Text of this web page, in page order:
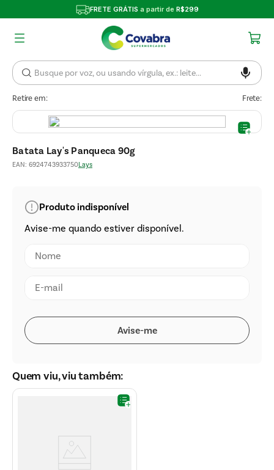
FRETE GRÁTIS a partir de R$299
Retire em: Frete:
Batata Lay's Panqueca 90g
EAN: 6924743933750Lays
Quem viu, viu também: